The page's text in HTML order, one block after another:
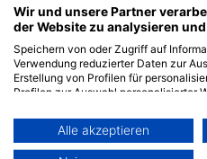
Marsa Shoni Bay(★4.3)
Wir und unsere Partner
der Website zu analysieren
Speichern von oder Zugriff auf
Verwendung reduzierter Daten zur
Erstellung von Profilen für
Profilen zur Auswahl personalisierter
personalisierter Inhalte. Messung der
Performance von Inhalten. Analyse
oder Kombinationen von Daten aus
Alle akzeptieren